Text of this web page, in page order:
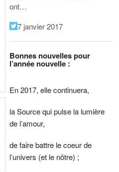
ont…
7 janvier 2017
Bonnes nouvelles pour
l’année nouvelle :
En 2017, elle continuera,
la Source qui pulse la lumière
de l’amour,
de faire battre le coeur de
l’univers (et le nôtre) ;